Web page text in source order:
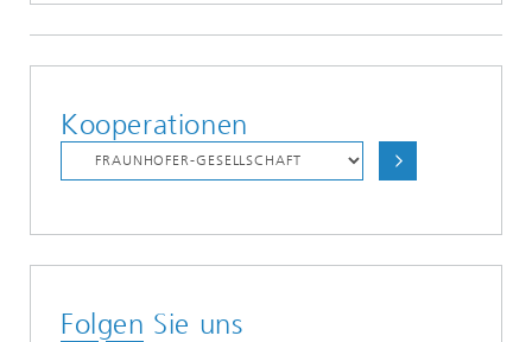
Kooperationen
Folgen Sie uns